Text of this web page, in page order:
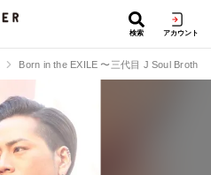
検索 アカウント
Born in the EXILE 〜三代目 J Soul